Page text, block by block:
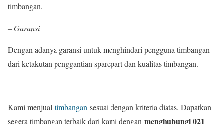
timbangan.
– Garansi
Dengan adanya garansi untuk menghindari pengguna timbangan
dari ketakutan penggantian sparepart dan kualitas timbangan.
Kami menjual timbangan sesuai dengan kriteria diatas. Dapatkan
segera timbangan terbaik dari kami dengan menghubungi 021